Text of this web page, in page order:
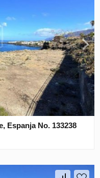
Espanja No. 133238